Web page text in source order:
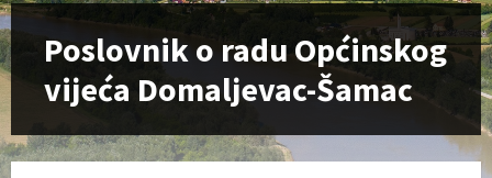
Poslovnik o radu Općinskog
vijeća Domaljevac-Šamac